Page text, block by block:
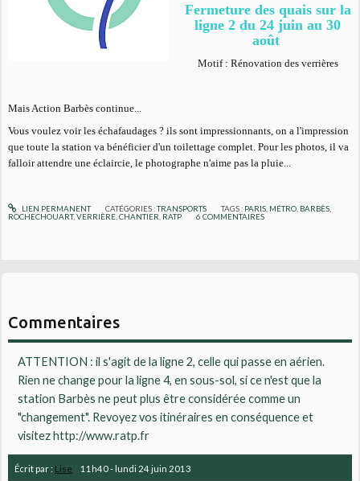
Fermeture des quais sur la
ligne 2 du 24 juin au 30
août
Motif : Rénovation des verrières
Mais Action Barbès continue...
Vous voulez voir les échafaudages ? ils sont impressionnants, on a l'impression
que toute la station va bénéficier d'un toilettage complet. Pour les photos, il va
falloir attendre une éclaircie, le photographe n'aime pas la pluie...
LIEN PERMANENT CATÉGORIES :TRANSPORTS TAGS : PARIS MÉTRO BARBÈS
ROCHECHOUART,VERRIÈRE ,CHANTIER RATP 6 COMMENTAIRES
Commentaires
ATTENTION : il s'agit de la ligne 2, celle qui passe en aérien.
Rien ne change pour la ligne 4, en sous-sol, si ce n'est que la
station Barbès ne peut plus être considérée comme un
"changement". Revoyez vos itinéraires en conséquence et
visitez http://www.ratp.fr
Écrit par : Lise 11h40- lundi 24juin 2013